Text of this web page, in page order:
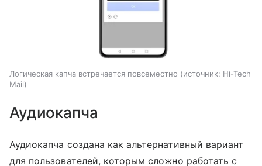
Логическая капча встречается повсеместно источник: Hi-Tech
Mail
Аудиокапча
Аудиокапча создана как альтернативный вариант
для пользователей, которым сложно работать с